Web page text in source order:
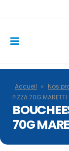
Accueil » Nos
PIZZA 70G MARETTI
70G